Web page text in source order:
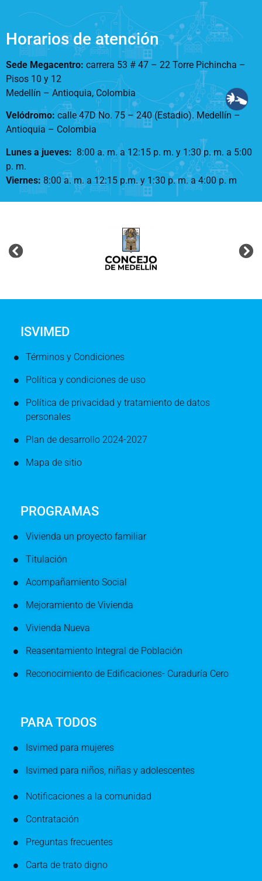
Horarios de atención
Sede Megacentro: carrera 53 # 47 – 22 Torre Pichincha –
Pisos 10 y 12
Medellín – Antioquia, Colombia
Velódromo: calle 47D No. 75 – 240 (Estadio). Medellín –
Antioquia – Colombia
Lunes a jueves: 8:00 a. m. a 12:15 p. m. y 1:30 p. m. a 5:00
p. m.
Viernes:8:00 a. m. a 12:15 p.m. y 1:30 p. m. a 4:00 p. m
ISVIMED
Términos y Condiciones
Política y condiciones de uso
Política de privacidad y tratamiento de datos
personales
Plan de desarrollo 2024-2027
Mapa de sitio
PROGRAMAS
Vivienda un proyecto familiar
Titulación
Acompañamiento Social
Mejoramiento de Vivienda
Vivienda Nueva
Reasentamiento Integral de Población
Reconocimiento de Edificaciones- Curaduría Cero
PARA TODOS
Isvimed para mujeres
Isvimed para niños, niñas y adolescentes
Notificaciones a la comunidad
Contratación
Preguntas frecuentes
Carta de trato digno